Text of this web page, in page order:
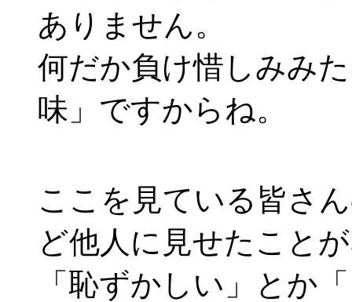
ありません。
何だか負け惜しみみ
味」ですからね。
ここを見ている皆さ
ど他人に見せたこと
「恥ずかしい」とか